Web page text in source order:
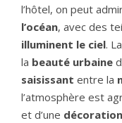
l’hôtel, on peut
l’océan, avec des
illuminent le ciel.
la beauté urbaine
saisissant entre la
l’atmosphère est
et d’une